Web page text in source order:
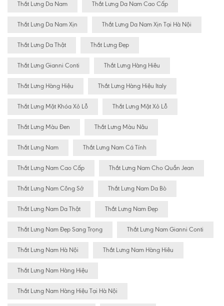
Thắt Lưng Da Nam Thắt Lưng Da Nam Cao Cấp
Thắt Lưng Da Nam Xịn Thắt Lưng Da Nam Xịn Tại Hà Nội
Thắt Lưng Da Thật Thắt Lưng Đẹp
Thắt Lưng Gianni Conti Thắt Lưng Hàng Hiêu
Thắt Lưng Hàng Hiệu Thắt Lưng Hàng Hiệu Italy
Thắt Lưng Mặt Khóa Xỏ Lỗ Thắt Lưng Mặt Xỏ Lỗ
Thắt Lưng Màu Đen Thắt Lưng Màu Nâu
Thắt Lưng Nam Thắt Lưng Nam Cá Tính
Thắt Lưng Nam Cao Cấp Thắt Lưng Nam Cho Quần Jean
Thắt Lưng Nam Công Sở Thắt Lưng Nam Da Bò
Thắt Lưng Nam Da Thật Thắt Lưng Nam Đẹp
Thắt Lưng Nam Đẹp Sang Trọng Thắt Lưng Nam Gianni Conti
Thắt Lưng Nam Hà Nội Thắt Lưng Nam Hàng Hiêu
Thắt Lưng Nam Hàng Hiệu
Thắt Lưng Nam Hàng Hiệu Tại Hà Nội